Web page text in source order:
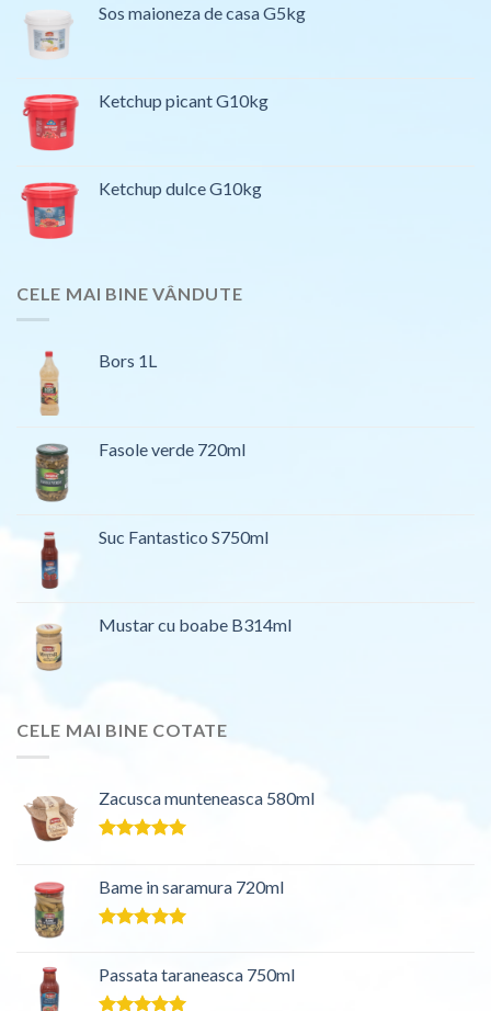
Sos maioneza de casa G5kg
Ketchup picant G10kg
Ketchup dulce G10kg
CELE MAI BINE VÂNDUTE
Bors 1L
Fasole verde 720ml
Suc Fantastico S750ml
Mustar cu boabe B314ml
CELE MAI BINE COTATE
Zacusca munteneasca 580ml
Bame in saramura 720ml
Passata taraneasca 750ml